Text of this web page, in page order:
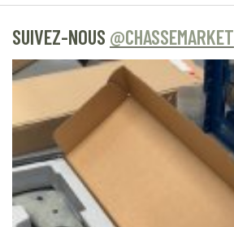
SUIVEZ-NOUS @CHASSEMARKET